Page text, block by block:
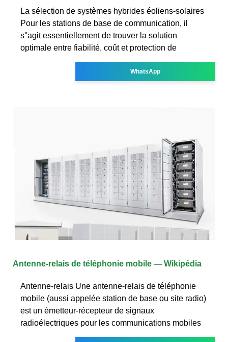
La sélection de systèmes hybrides éoliens-solaires
Pour les stations de base de communication, il
s''agit essentiellement de trouver la solution
optimale entre fiabilité, coût et protection de
WhatsApp
Antenne-relais de téléphonie mobile — Wikipédia
Antenne-relais Une antenne-relais de téléphonie
mobile (aussi appelée station de base ou site radio)
est un émetteur-récepteur de signaux
radioélectriques pour les communications mobiles